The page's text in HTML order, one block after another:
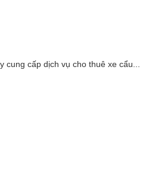
cung cấp dịch vụ cho thuê xe cẩu...